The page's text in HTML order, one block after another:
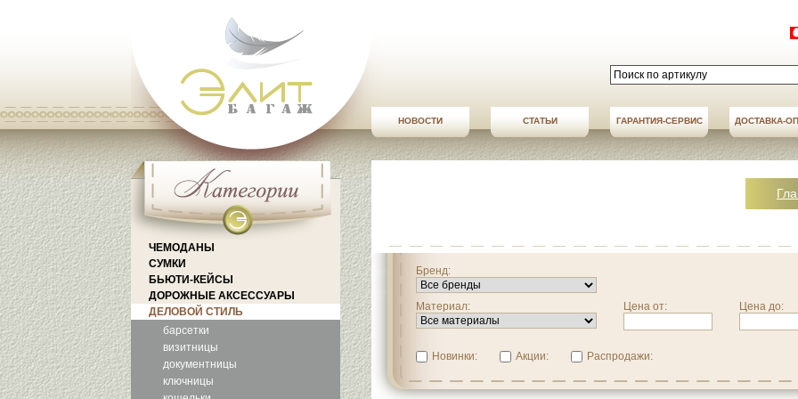
АКЦИИ НОВОСТИ ДОСТАВКА-
НОВОСТИ СТАТЬИ ГАРАНТИЯ-СЕРВИС ДОСТАВКА-
ЧЕМОДАНЫ
СУМКИ
БЬЮТИ-КЕЙСЫ
ДОРОЖНЫЕ АКСЕССУАРЫ
ДЕЛОВОЙ СТИЛЬ
барсетки
визитницы
документницы
ключницы
Бренд:
Материал: Цена от: Цена до:
Новинки: Акции: Распродажи: